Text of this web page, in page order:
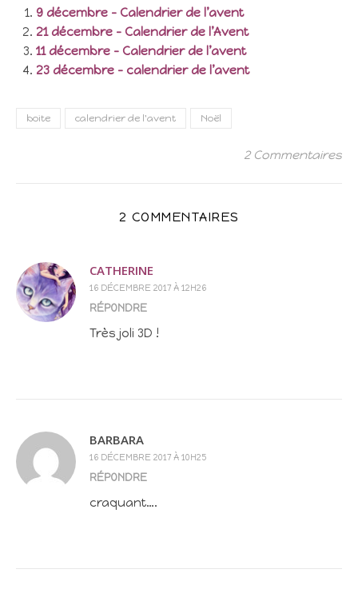
9 décembre – Calendrier de l’avent
21 décembre – Calendrier de l’Avent
11 décembre – Calendrier de l’avent
23 décembre – calendrier de l’avent
boite calendrier de l'avent Noël
2 Commentaires
2 COMMENTAIRES
CATHERINE
16 DÉCEMBRE 2017 À 12H26
RÉPONDRE
Très joli 3D !
BARBARA
16 DÉCEMBRE 2017 À 10H25
RÉPONDRE
craquant….